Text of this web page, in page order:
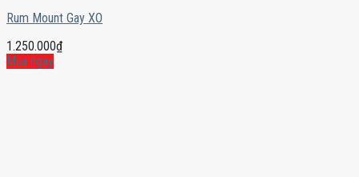
Rum Mount Gay XO
1.250.000₫
Mua ngay